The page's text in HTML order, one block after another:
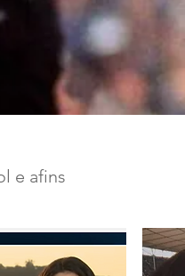
e afins